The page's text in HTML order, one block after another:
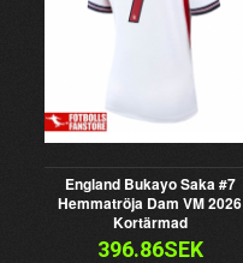
England Bukayo Saka #7
Hemmatröja Dam VM 2026
Kortärmad
396.86SEK